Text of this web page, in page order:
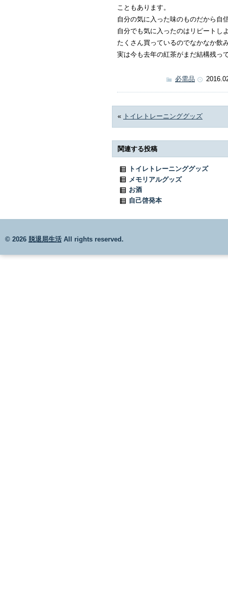
こともあります。
自分の気に入った味のものだから自
自分でも気に入ったのはリピートし
たくさん買っているのでなかなか飲
実は今も去年の紅茶がまだ結構残っ
必需品
« トイレトレーニンググッズ
関連する投稿
トイレトレーニンググッズ
メモリアルグッズ
お酒
自己啓発本
© 2026 脱退屈生活 All rights reserved.